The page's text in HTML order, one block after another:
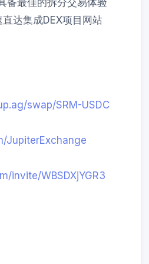
备最佳的拆分交易体验
达集成DEX项目网站
swap/SRM-USDC
JupiterExchange
invite/WBSDXjYGR3